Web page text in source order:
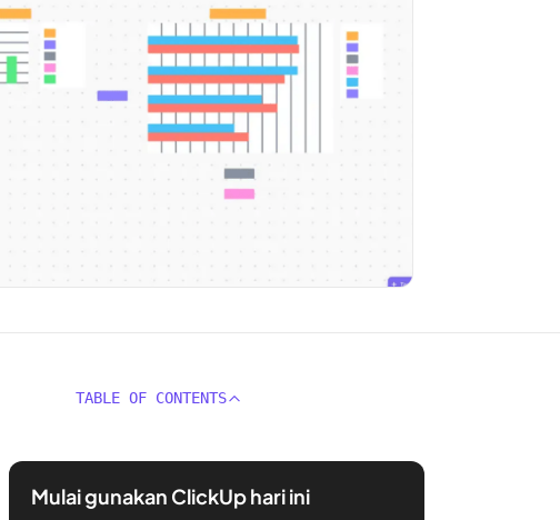
TABLE OF CONTENTS
Mulai gunakan ClickUp hari ini